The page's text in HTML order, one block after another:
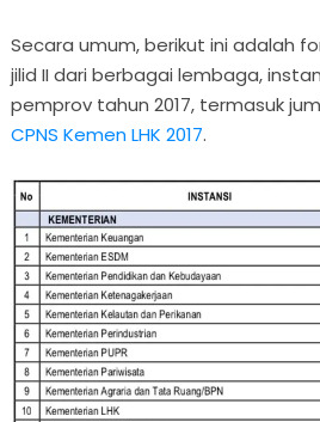
Secara umum, berikut ini adalah
jilid II dari berbagai lembaga,
pemprov tahun 2017, termasuk
CPNS Kemen LHK 2017.